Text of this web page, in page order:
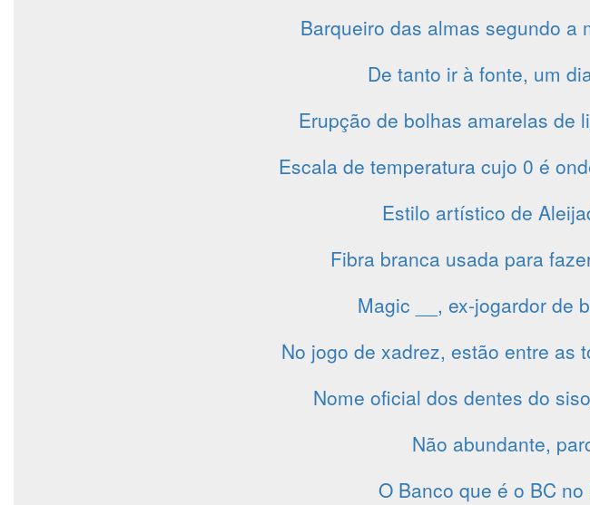
Barqueiro das almas segundo a
De tanto ir à fonte, um
Erupção de bolhas amarelas de
Escala de temperatura cujo 0 é
Estilo artístico de
Fibra branca usada para
Magic __, ex-jogardor de
No jogo de xadrez, estão entre as
Nome oficial dos dentes do
Não abundante,
O Banco que é o BC no